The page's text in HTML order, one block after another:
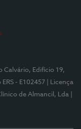
Calvário, Edifício 19,
ERS - E102457
| Licença
de Almancil, Lda